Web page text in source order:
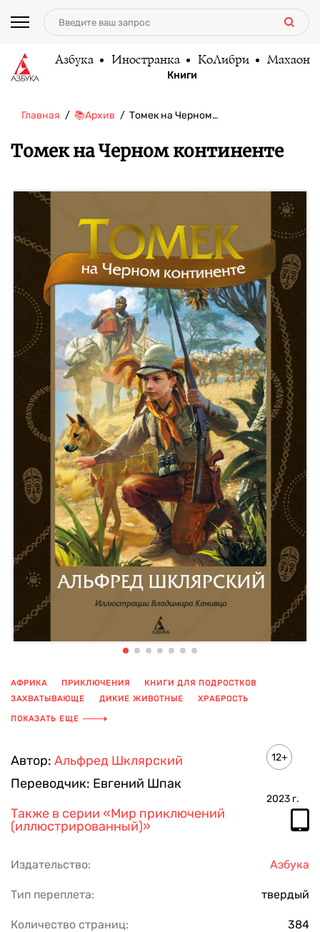
Азбука Иностранка КоЛибри Махаон
Книги
Главная 📚Архив Томек на Черном…
Томек на Черном континенте
АФРИКА ПРИКЛЮЧЕНИЯ
КНИГИ ДЛЯ ПОДРОСТКОВ
ЗАХВАТЫВАЮЩЕ
ДИКИЕ ЖИВОТНЫЕ
ХРАБРОСТЬ
КНИГА С ИЛЛЮСТРАЦИЯМИ
ПОКАЗАТЬ ЕЩЕ
Автор: Альфред Шклярский
Переводчик: Евгений Шпак
12+
2023 г.
Также в серии «Мир приключений
(иллюстрированный)»
Издательство: Азбука
Тип переплета: твердый
Количество страниц: 384